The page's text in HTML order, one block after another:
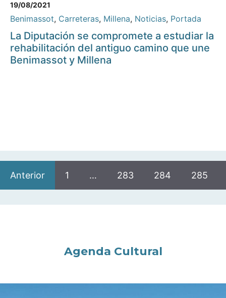
19/08/2021
Benimassot, Carreteras, Millena, Noticias, Portada
La Diputación se compromete a estudiar la
rehabilitación del antiguo camino que une
Benimassot y Millena
Anterior 1 … 283 284 285
Agenda Cultural